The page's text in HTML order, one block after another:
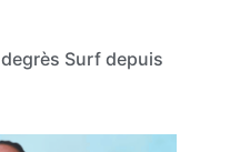
Surf depuis